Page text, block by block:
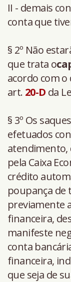
II - demais
conta que
§ 2º Não
que trata o
acordo com
art. 20-D da
§ 3º Os
efetuados
atendimento,
pela Caixa
crédito
poupança
previamente
financeira,
manifeste
conta
financeira,
que seja de